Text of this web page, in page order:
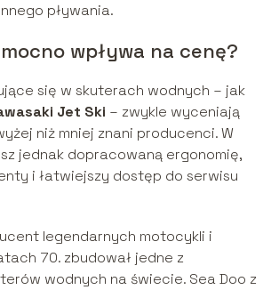
pływania.
wpływa na cenę?
się w skuterach wodnych – jak
Jet Ski – zwykle wyceniają
niż mniej znani producenci. W
jednak dopracowaną ergonomię,
i łatwiejszy dostęp do serwisu
legendarnych motocykli i
70. zbudował jedne z
wodnych na świecie. Sea Doo z